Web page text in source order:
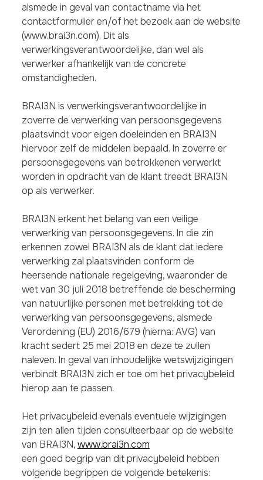
alsmede in geval van contactname via het
contactformulier en/of het bezoek aan de website
(www.brai3n.com). Dit als
verwerkingsverantwoordelijke, dan wel als
verwerker afhankelijk van de concrete
omstandigheden.
BRAI3N is verwerkingsverantwoordelijke in
zoverre de verwerking van persoonsgegevens
plaatsvindt voor eigen doeleinden en BRAI3N
hiervoor zelf de middelen bepaald. In zoverre er
persoonsgegevens van betrokkenen verwerkt
worden in opdracht van de klant treedt BRAI3N
op als verwerker.
BRAI3N erkent het belang van een veilige
verwerking van persoonsgegevens. In die zin
erkennen zowel BRAI3N als de klant dat iedere
verwerking zal plaatsvinden conform de
heersende nationale regelgeving, waaronder de
wet van 30 juli 2018 betreffende de bescherming
van natuurlijke personen met betrekking tot de
verwerking van persoonsgegevens, alsmede
Verordening (EU) 2016/679 (hierna: AVG) van
kracht sedert 25 mei 2018 en deze te zullen
naleven. In geval van inhoudelijke wetswijzigingen
verbindt BRAI3N zich er toe om het privacybeleid
hierop aan te passen.
Het privacybeleid evenals eventuele wijzigingen
zijn ten allen tijden consulteerbaar op de website
van BRAI3N,www.brai3n.com
een goed begrip van dit privacybeleid hebben
volgende begrippen de volgende betekenis: